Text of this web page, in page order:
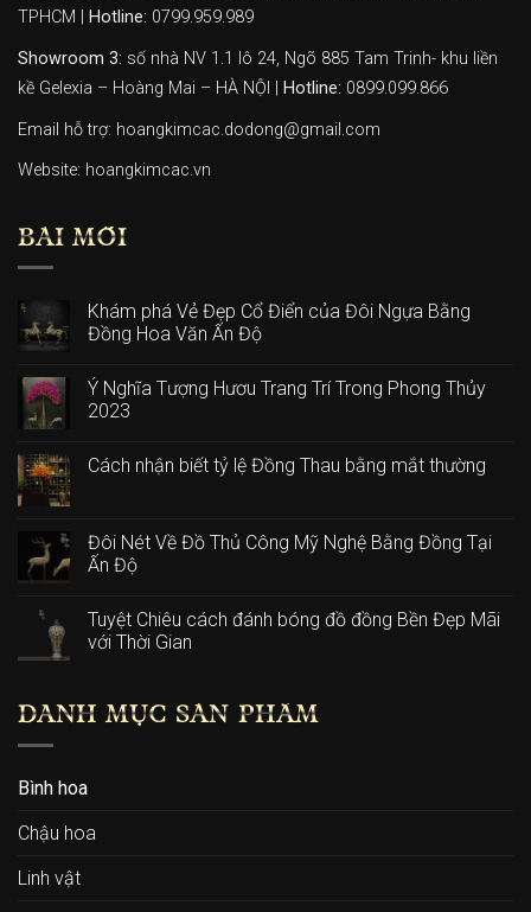
TPHCM |
Hotline: 0799.959.989
Showroom 3: số nhà NV 1.1 lô 24, Ngõ 885 Tam Trinh- khu liền
kề Gelexia – Hoàng Mai – HÀ NỘI |
Hotline: 0899.099.866
Email hỗ trợ: hoangkimcac.dodong@gmail.com
Website: hoangkimcac.vn
BÀI MỚI
Khám phá Vẻ Đẹp Cổ Điển của Đôi Ngựa Bằng
Đồng Hoa Văn Ấn Độ
Ý Nghĩa Tượng Hươu Trang Trí Trong Phong Thủy
2023
Cách nhận biết tỷ lệ Đồng Thau bằng mắt thường
Đôi Nét Về Đồ Thủ Công Mỹ Nghệ Bằng Đồng Tại
Ấn Độ
Tuyệt Chiêu cách đánh bóng đồ đồng Bền Đẹp Mãi
với Thời Gian
DANH MỤC SẢN PHẨM
Bình hoa
Chậu hoa
Linh vật